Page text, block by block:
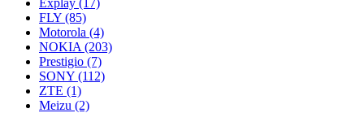
FLY (85)
Motorola (4)
NOKIA (203)
Prestigio (7)
SONY (112)
ZTE (1)
Meizu (2)